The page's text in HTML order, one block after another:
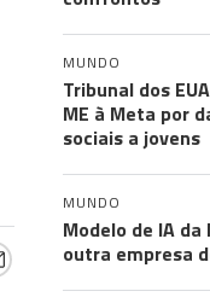
MUNDO
Tribunal dos
ME à Meta por
sociais a jovens
MUNDO
Modelo de IA
outra empresa